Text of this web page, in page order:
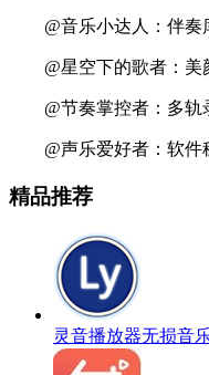
@音乐小达人：伴奏
@星空下的歌者：美
@节奏掌控者：多轨
@声乐爱好者：软件
精品推荐
灵音播放器无损音